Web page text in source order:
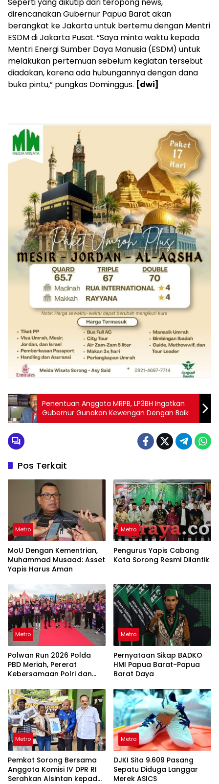
Seperti yang dikutip dari teropong news,
direncanakan Gubernur Papua Barat akan
berangkat ke Jakarta untuk bertemu dengan Mentri
ESDM di Jakarta Pusat. “Saya minta waktu kepada
Mentri Energi Sumber Daya Manusia (ESDM) untuk
melakukan pertemuan sebelum kegiatan tersebut
diadakan, karena ada hubungannya dengan dana
buka pintu,” pungkas Dominggus. [dwi]
Penentuan Anggota MRPB, LP3BH Ingatkan
Gubernur Gunakan Kewengan Dengan Baik
Pos Terkait
Metro
MoU Dengan Kementrian,
Muhammad Musaad: Asset
Yapis Harus Aman
Metro
Pengurus Yapis Cabang
Kota Sorong Resmi Dilantik
Metro
Polwan Run 2026 Polda
PBD Meriah, Pererat
Kebersamaan Polri dan
Metro
Pernyataan Sikap BADKO
HMI Papua Barat-Papua
Barat Daya
Metro
Pemkot Sorong Bersama
Anggota Komisi IV DPR RI
Serahkan Alsintan kepada
Metro
DJKI Sita 9.609 Pasang
Sepatu Diduga Langgar
Merek ASICS